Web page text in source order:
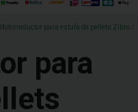
Motorreductor para estufa de pellets Zibro /
para